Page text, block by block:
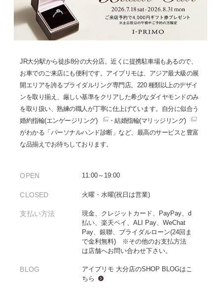
JR大分駅から徒歩8分の大分店。近くに提携駐車場もあるので、
お車でのご来店にも便利です。アイプリモは、アジア最大級の展
開エリアを誇るブライダルリング専門店。220 種類以上のデザイ
ンを取り揃え、厳しい基準をクリアした希少なダイヤモンドのみ
を取り扱い、熟練の職人が丁寧に仕上げています。自分に似合う
婚約指輪(エンゲージリング)
・結婚指輪(マリッジリング)
がわかる「パーソナルハンド診断」など、最高のサービスと豊富
な品揃えでお待ちしております。
OPEN 11:00～19:00
CLOSED 火曜・水曜(祝日は営業)
支払い方法
現金、クレジットカード、PayPay、d
払い、楽天ペイ、ALI Pay、WeChat
Pay、銀聯、ブライダルローン(24回ま
で金利無料) ※その他のお支払方法
は店舗へお問い合わせ下さい。
BLOG アイプリモ 大分店のSHOP BLOGはこ
ちら